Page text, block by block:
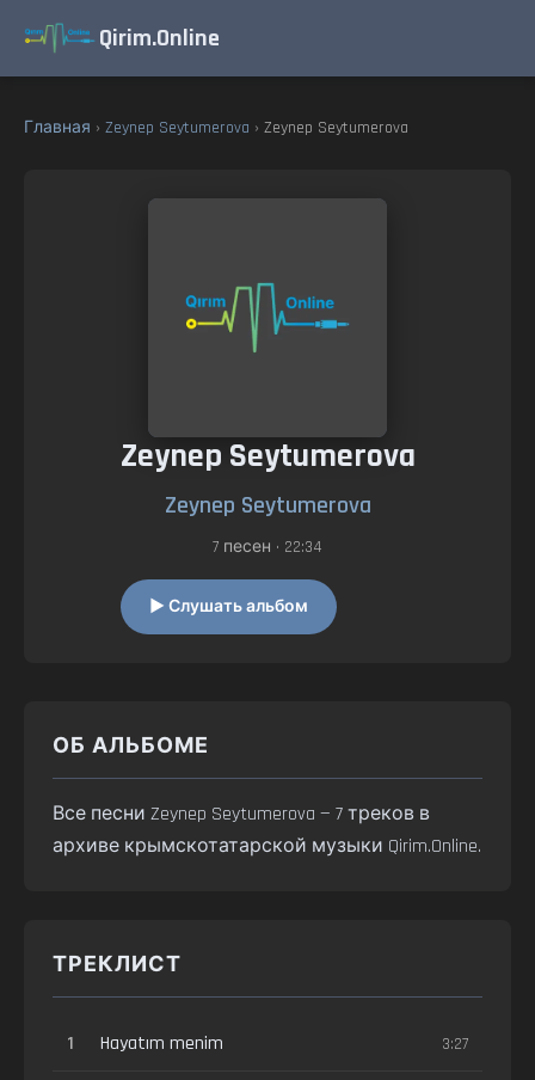
Qirim.Online
Главная › Zeynep Seytumerova › Zeynep Seytumerova
Zeynep Seytumerova
Zeynep Seytumerova
7 песен • 22:34
▶ Слушать альбом
ОБ АЛЬБОМЕ
Все песни Zeynep Seytumerova — 7 треков в
архиве крымскотатарской музыки Qirim.Online.
ТРЕКЛИСТ
1 Hayatım menim 3:27